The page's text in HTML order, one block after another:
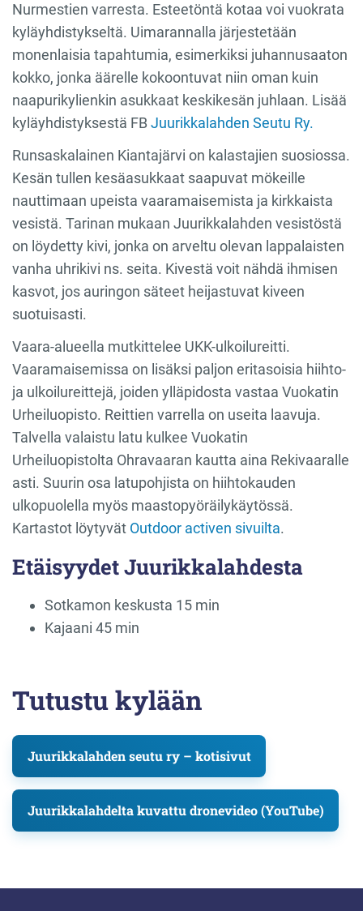
Nurmestien varresta. Esteetöntä kotaa voi vuokrata
kyläyhdistykseltä. Uimarannalla järjestetään
monenlaisia tapahtumia, esimerkiksi juhannusaaton
kokko, jonka äärelle kokoontuvat niin oman kuin
naapurikylienkin asukkaat keskikesän juhlaan. Lisää
kyläyhdistyksestä FBJuurikkalahden Seutu Ry.
Runsaskalainen Kiantajärvi on kalastajien suosiossa.
Kesän tullen kesäasukkaat saapuvat mökeille
nauttimaan upeista vaaramaisemista ja kirkkaista
vesistä. Tarinan mukaan Juurikkalahden vesistöstä
on löydetty kivi, jonka on arveltu olevan lappalaisten
vanha uhrikivi ns. seita. Kivestä voit nähdä ihmisen
kasvot, jos auringon säteet heijastuvat kiveen
suotuisasti.
Vaara-alueella mutkittelee UKK-ulkoilureitti.
Vaaramaisemissa on lisäksi paljon eritasoisia hiihto-
ja ulkoilureittejä, joiden ylläpidosta vastaa Vuokatin
Urheiluopisto. Reittien varrella on useita laavuja.
Talvella valaistu latu kulkee Vuokatin
Urheiluopistolta Ohravaaran kautta aina Rekivaaralle
asti. Suurin osa latupohjista on hiihtokauden
ulkopuolella myös maastopyöräilykäytössä.
Kartastot löytyvät Outdoor activen sivuilta.
Etäisyydet Juurikkalahdesta
Sotkamon keskusta 15 min​
Kajaani 45 min
Tutustu kylään
Juurikkalahden seutu ry – kotisivut
Juurikkalahdelta kuvattu dronevideo (YouTube)